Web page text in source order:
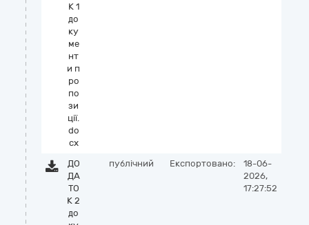
К 1
до
ку
ме
нт
и п
ро
по
зи
ції.
do
cx
ДО
ДА
ТО
К 2
до
публічний Експортовано:
18-06-
2026,
17:27:52